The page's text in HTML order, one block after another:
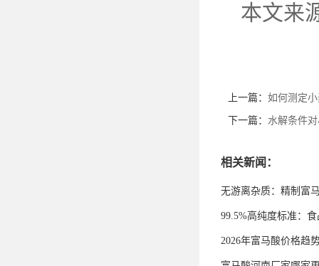
本文来
上一篇： 如何测定
下一篇： 水解条件
相关新闻：
无游离杂质：精制富
99.5%高纯度标准：
2026年富马酸价格趋